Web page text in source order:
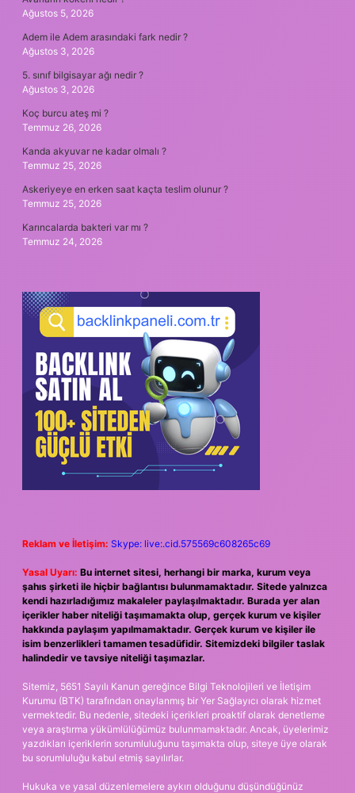
Ağustos 5, 2026
Adem ile Adem arasındaki fark nedir ?
Ağustos 3, 2026
5. sınıf bilgisayar ağı nedir ?
Ağustos 3, 2026
Koç burcu ateş mi ?
Temmuz 26, 2026
Kanda akyuvar ne kadar olmalı ?
Temmuz 25, 2026
Askeriyeye en erken saat kaçta teslim olunur ?
Temmuz 25, 2026
Karıncalarda bakteri var mı ?
Temmuz 24, 2026
Reklam ve İletişim: Skype: live:.cid.575569c608265c69
Yasal Uyarı: Bu internet sitesi, herhangi bir marka, kurum veya
şahıs şirketi ile hiçbir bağlantısı bulunmamaktadır. Sitede yalnızca
kendi hazırladığımız makaleler paylaşılmaktadır. Burada yer alan
içerikler haber niteliği taşımamakta olup, gerçek kurum ve kişiler
hakkında paylaşım yapılmamaktadır. Gerçek kurum ve kişiler ile
isim benzerlikleri tamamen tesadüfidir. Sitemizdeki bilgiler taslak
halindedir ve tavsiye niteliği taşımazlar.
Sitemiz, 5651 Sayılı Kanun gereğince Bilgi Teknolojileri ve İletişim
Kurumu (BTK) tarafından onaylanmış bir Yer Sağlayıcı olarak hizmet
vermektedir. Bu nedenle, sitedeki içerikleri proaktif olarak denetleme
veya araştırma yükümlülüğümüz bulunmamaktadır. Ancak, üyelerimiz
yazdıkları içeriklerin sorumluluğunu taşımakta olup, siteye üye olarak
bu sorumluluğu kabul etmiş sayılırlar.
Hukuka ve yasal düzenlemelere aykırı olduğunu düşündüğünüz